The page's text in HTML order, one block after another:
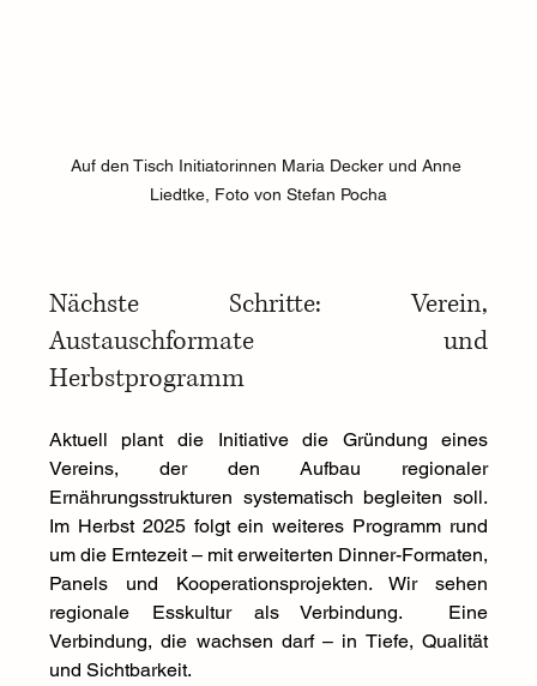
Auf den Tisch Initiatorinnen Maria Decker und Anne
Liedtke, Foto von Stefan Pocha
Nächste Schritte: Verein,
Austauschformate und
Herbstprogramm
Aktuell plant die Initiative die Gründung eines
Vereins, der den Aufbau regionaler
Ernährungsstrukturen systematisch begleiten soll.
Im Herbst 2025 folgt ein weiteres Programm rund
um die Erntezeit – mit erweiterten Dinner-Formaten,
Panels und Kooperationsprojekten. Wir sehen
regionale Esskultur als Verbindung.  Eine
Verbindung, die wachsen darf – in Tiefe, Qualität
und Sichtbarkeit.